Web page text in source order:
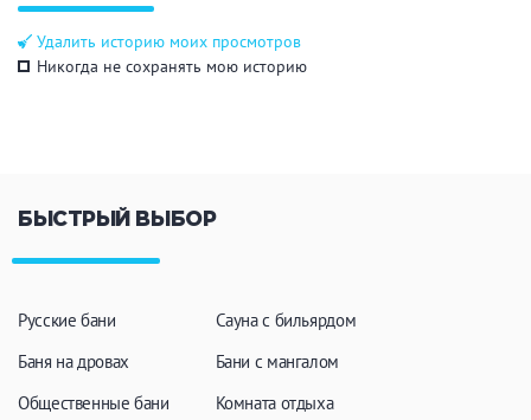
Общие
Аква-зона
Бассейн
Бассейн на улице
Удалить историю моих просмотров
Никогда не сохранять мою историю
БЫСТРЫЙ ВЫБОР
Русские бани
Баня на дровах
Общественные бани
Сауна с бильярдом
Бани с мангалом
Комната отдыха